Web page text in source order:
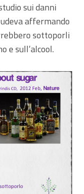
sui danni
affermando
sottoporli
e sull’alcool.